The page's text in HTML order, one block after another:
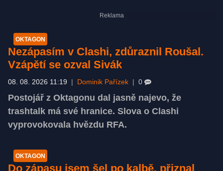
OKTAGON
Nezápasím v Clashi, zdůraznil Roušal.
Vzápětí se ozval Sivák
08. 08. 2026 11:19 Dominik Pařízek 0
Postojář z Oktagonu dal jasně najevo, že
trashtalk má své hranice. Slova o Clashi
vyprovokovala hvězdu RFA.
OKTAGON
Do zápasu jsem šel po kalbě, přiznal